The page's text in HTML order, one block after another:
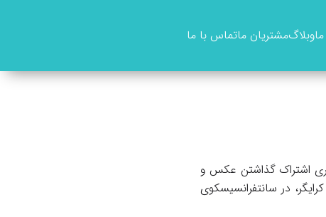
وبلاگمشتریان ماتماس با ما
بری اشتراک گذاشتن عکس و
و مایک کرایگر، در سانتفرانسیسکوی